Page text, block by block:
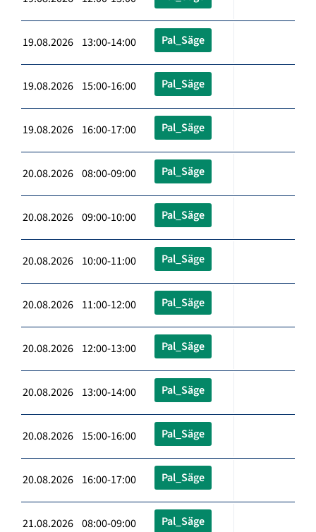
19.08.2026 13:00-14:00 Pal_Säge
19.08.2026 15:00-16:00 Pal_Säge
19.08.2026 16:00-17:00 Pal_Säge
20.08.2026 08:00-09:00 Pal_Säge
20.08.2026 09:00-10:00 Pal_Säge
20.08.2026 10:00-11:00 Pal_Säge
20.08.2026 11:00-12:00 Pal_Säge
20.08.2026 12:00-13:00 Pal_Säge
20.08.2026 13:00-14:00 Pal_Säge
20.08.2026 15:00-16:00 Pal_Säge
20.08.2026 16:00-17:00 Pal_Säge
21.08.2026 08:00-09:00 Pal_Säge